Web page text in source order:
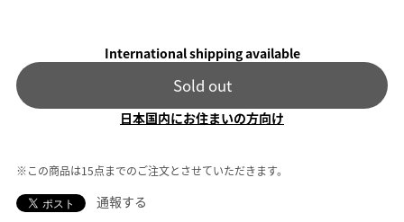
International shipping available
Sold out
日本国内にお住まいの方向け
※この商品は15点までのご注文とさせていただきます。
通報する